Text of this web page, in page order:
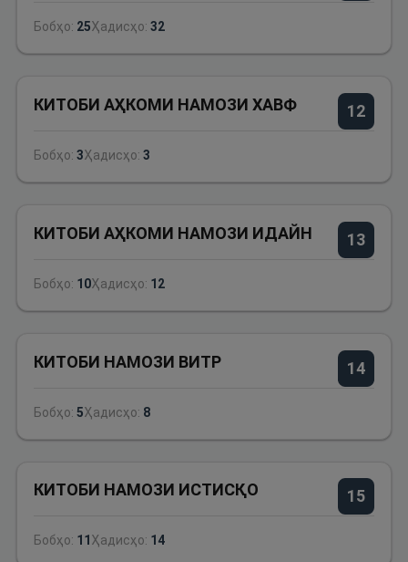
Бобҳо: 25Ҳадисҳо: 32
12
КИТОБИ АҲКОМИ НАМОЗИ ХАВФ
Бобҳо: 3Ҳадисҳо: 3
13
КИТОБИ АҲКОМИ НАМОЗИ ИДАЙН
Бобҳо: 10Ҳадисҳо: 12
14
КИТОБИ НАМОЗИ ВИТР
Бобҳо: 5Ҳадисҳо: 8
15
КИТОБИ НАМОЗИ ИСТИСҚО
Бобҳо: 11 Ҳадисҳо: 14